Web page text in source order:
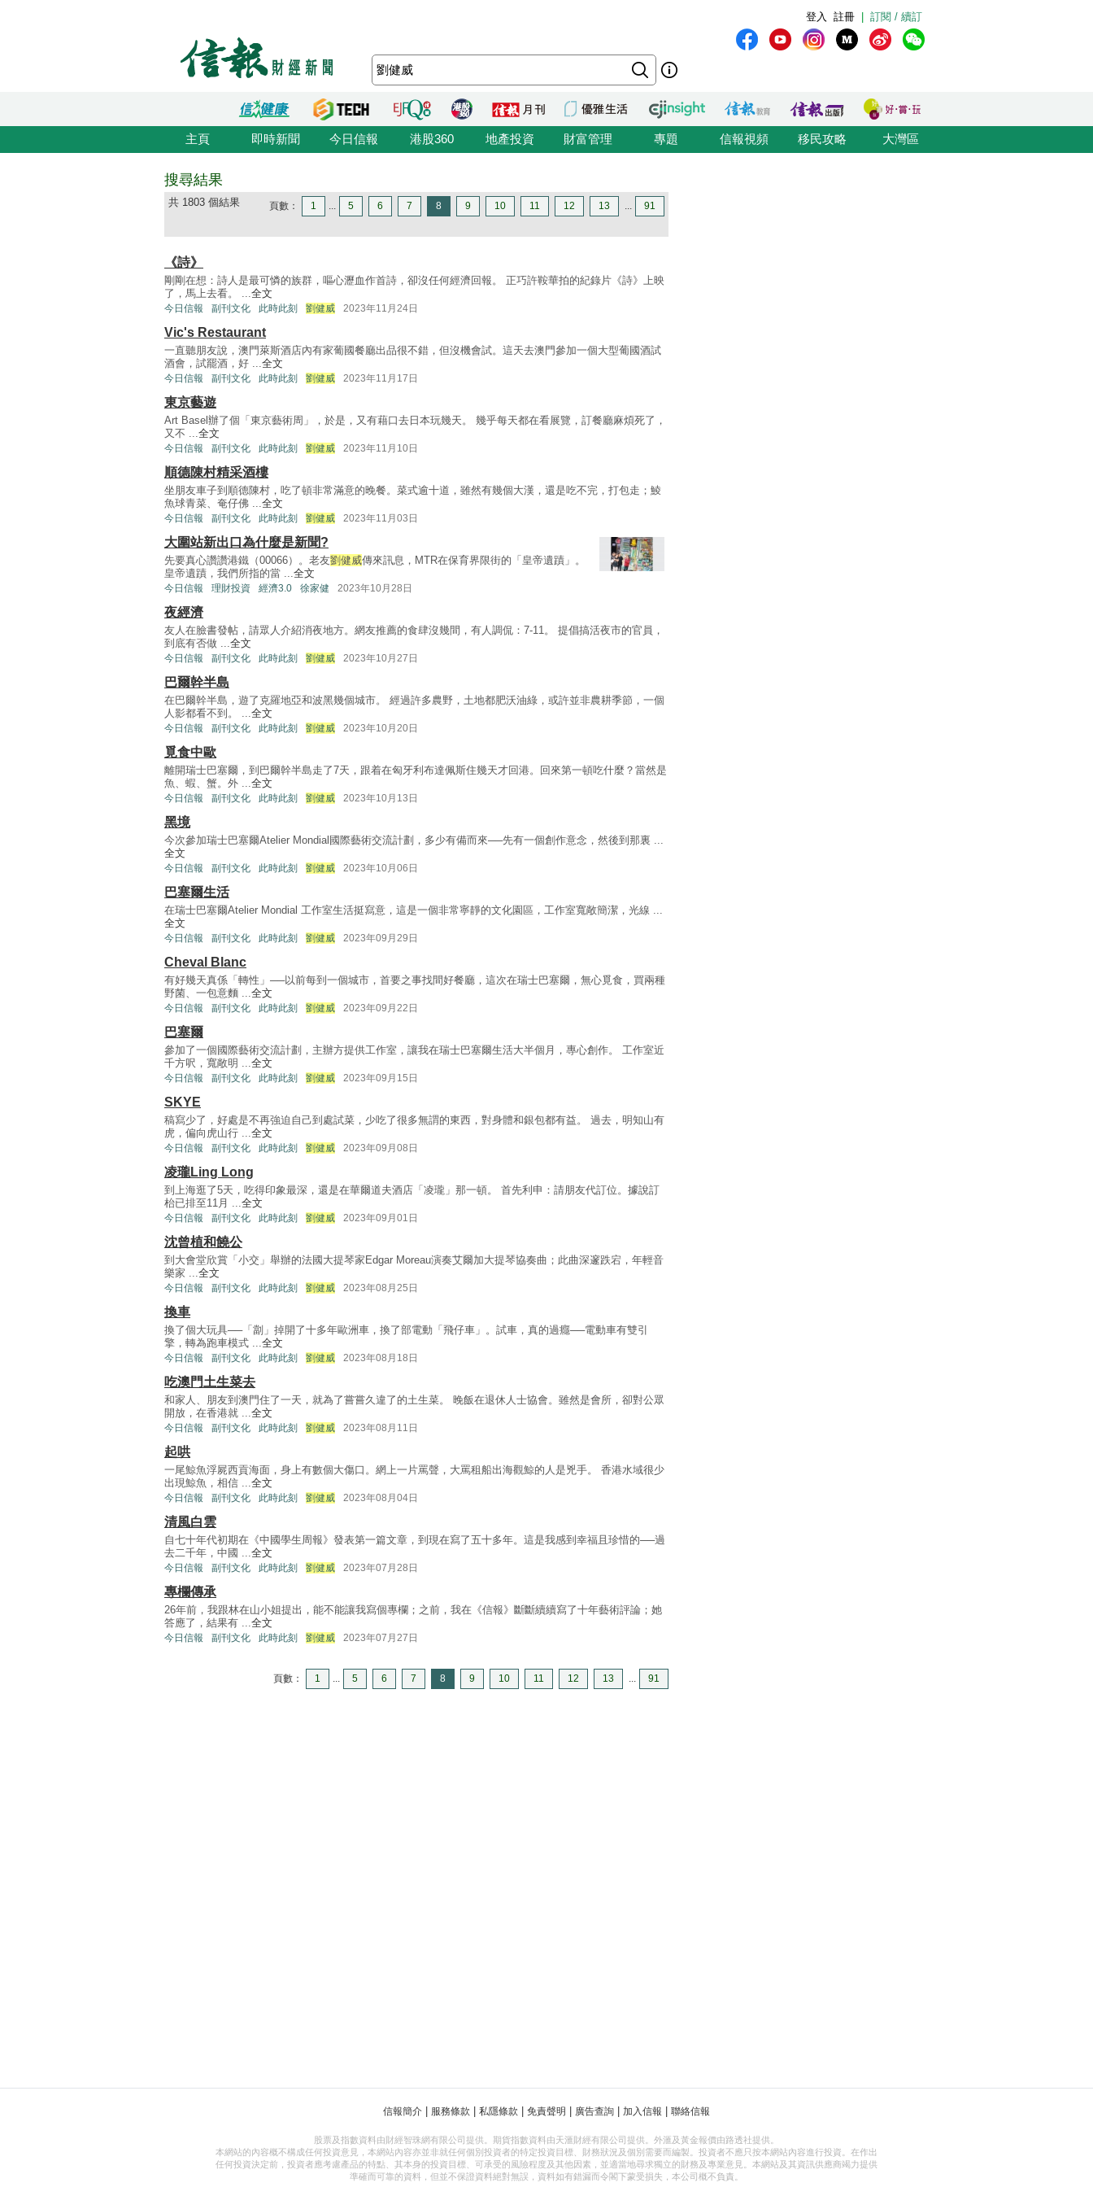
訂閱 / 續訂
註冊
登入
主頁 即時新聞 今日信報 港股360 地產投資 財富管理 專題 信報視頻 移民攻略 大灣區
搜尋結果
共 1803 個結果 頁數： 1 ... 5 6 7 8 9 10 11 12 13 ... 91
《詩》
剛剛在想：詩人是最可憐的族群，嘔心瀝血作首詩，卻沒任何經濟回報。 正巧許鞍華拍的紀錄片《詩》上映
了，馬上去看。 ...全文
今日信報 副刊文化 此時此刻 劉健威 2023年11月24日
Vic's Restaurant
一直聽朋友說，澳門萊斯酒店內有家葡國餐廳出品很不錯，但沒機會試。這天去澳門參加一個大型葡國酒試
酒會，試罷酒，好 ...全文
今日信報 副刊文化 此時此刻 劉健威 2023年11月17日
東京藝遊
Art Basel辦了個「東京藝術周」，於是，又有藉口去日本玩幾天。 幾乎每天都在看展覽，訂餐廳麻煩死了，
又不 ...全文
今日信報 副刊文化 此時此刻 劉健威 2023年11月10日
順德陳村精采酒樓
坐朋友車子到順德陳村，吃了頓非常滿意的晚餐。菜式逾十道，雖然有幾個大漢，還是吃不完，打包走；鯪
魚球青菜、奄仔佛 ...全文
今日信報 副刊文化 此時此刻 劉健威 2023年11月03日
大圍站新出口為什麼是新聞?
先要真心讚讚港鐵（00066）。老友劉健威傳來訊息，MTR在保育界限街的「皇帝遺蹟」。
皇帝遺蹟，我們所指的當 ...全文
今日信報 理財投資 經濟3.0 徐家健 2023年10月28日
夜經濟
友人在臉書發帖，請眾人介紹消夜地方。網友推薦的食肆沒幾間，有人調侃：7-11。 提倡搞活夜市的官員，
到底有否做 ...全文
今日信報 副刊文化 此時此刻 劉健威 2023年10月27日
巴爾幹半島
在巴爾幹半島，遊了克羅地亞和波黑幾個城市。 經過許多農野，土地都肥沃油綠，或許並非農耕季節，一個
人影都看不到。 ...全文
今日信報 副刊文化 此時此刻 劉健威 2023年10月20日
覓食中歐
離開瑞士巴塞爾，到巴爾幹半島走了7天，跟着在匈牙利布達佩斯住幾天才回港。回來第一頓吃什麼？當然是
魚、蝦、蟹。外 ...全文
今日信報 副刊文化 此時此刻 劉健威 2023年10月13日
黑境
今次參加瑞士巴塞爾Atelier Mondial國際藝術交流計劃，多少有備而來──先有一個創作意念，然後到那裏 ...
全文
今日信報 副刊文化 此時此刻 劉健威 2023年10月06日
巴塞爾生活
在瑞士巴塞爾Atelier Mondial 工作室生活挺寫意，這是一個非常寧靜的文化園區，工作室寬敞簡潔，光線 ...
全文
今日信報 副刊文化 此時此刻 劉健威 2023年09月29日
Cheval Blanc
有好幾天真係「轉性」──以前每到一個城市，首要之事找間好餐廳，這次在瑞士巴塞爾，無心覓食，買兩種
野菌、一包意麵 ...全文
今日信報 副刊文化 此時此刻 劉健威 2023年09月22日
巴塞爾
參加了一個國際藝術交流計劃，主辦方提供工作室，讓我在瑞士巴塞爾生活大半個月，專心創作。 工作室近
千方呎，寬敞明 ...全文
今日信報 副刊文化 此時此刻 劉健威 2023年09月15日
SKYE
稿寫少了，好處是不再強迫自己到處試菜，少吃了很多無謂的東西，對身體和銀包都有益。 過去，明知山有
虎，偏向虎山行 ...全文
今日信報 副刊文化 此時此刻 劉健威 2023年09月08日
凌瓏Ling Long
到上海逛了5天，吃得印象最深，還是在華爾道夫酒店「凌瓏」那一頓。 首先利申：請朋友代訂位。據說訂
枱已排至11月 ...全文
今日信報 副刊文化 此時此刻 劉健威 2023年09月01日
沈曾植和饒公
到大會堂欣賞「小交」舉辦的法國大提琴家Edgar Moreau演奏艾爾加大提琴協奏曲；此曲深邃跌宕，年輕音
樂家 ...全文
今日信報 副刊文化 此時此刻 劉健威 2023年08月25日
換車
換了個大玩具──「劏」掉開了十多年歐洲車，換了部電動「飛仔車」。試車，真的過癮──電動車有雙引
擎，轉為跑車模式 ...全文
今日信報 副刊文化 此時此刻 劉健威 2023年08月18日
吃澳門土生菜去
和家人、朋友到澳門住了一天，就為了嘗嘗久違了的土生菜。 晚飯在退休人士協會。雖然是會所，卻對公眾
開放，在香港就 ...全文
今日信報 副刊文化 此時此刻 劉健威 2023年08月11日
起哄
一尾鯨魚浮屍西貢海面，身上有數個大傷口。網上一片罵聲，大罵租船出海觀鯨的人是兇手。 香港水域很少
出現鯨魚，相信 ...全文
今日信報 副刊文化 此時此刻 劉健威 2023年08月04日
清風白雲
自七十年代初期在《中國學生周報》發表第一篇文章，到現在寫了五十多年。這是我感到幸福且珍惜的──過
去二千年，中國 ...全文
今日信報 副刊文化 此時此刻 劉健威 2023年07月28日
專欄傳承
26年前，我跟林在山小姐提出，能不能讓我寫個專欄；之前，我在《信報》斷斷續續寫了十年藝術評論；她
答應了，結果有 ...全文
今日信報 副刊文化 此時此刻 劉健威 2023年07月27日
頁數： 1 ... 5 6 7 8 9 10 11 12 13 ... 91
信報簡介 服務條款 私隱條款 免責聲明 廣告查詢 加入信報 聯絡信報
股票及指數資料由財經智珠網有限公司提供。期貨指數資料由天滙財經有限公司提供。外滙及黃金報價由路透社提供。
本網站的內容概不構成任何投資意見，本網站內容亦並非就任何個別投資者的特定投資目標、財務狀況及個別需要而編製。投資者不應只按本網站內容進行投資。在作出
任何投資決定前，投資者應考慮產品的特點、其本身的投資目標、可承受的風險程度及其他因素，並適當地尋求獨立的財務及專業意見。本網站及其資訊供應商竭力提供
準確而可靠的資料，但並不保證資料絕對無誤，資料如有錯漏而令閣下蒙受損失，本公司概不負責。